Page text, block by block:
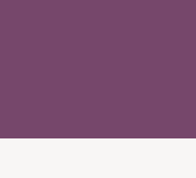
Salade